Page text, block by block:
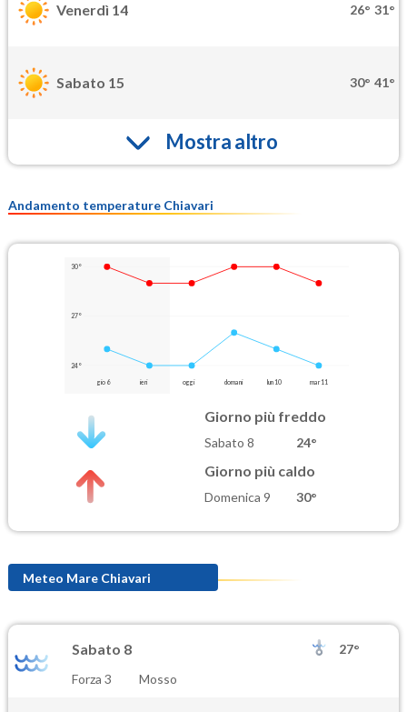
Venerdì 14 26° 31°
Sabato 15 30° 41°
Mostra altro
Andamento temperature Chiavari
30°
27°
24°
gio 6 ieri oggi domani lun 10 mar 11
Giorno più freddo
Sabato 8 24°
Giorno più caldo
Domenica 9 30°
Meteo Mare Chiavari
Sabato 8
27°
Forza 3
Mosso